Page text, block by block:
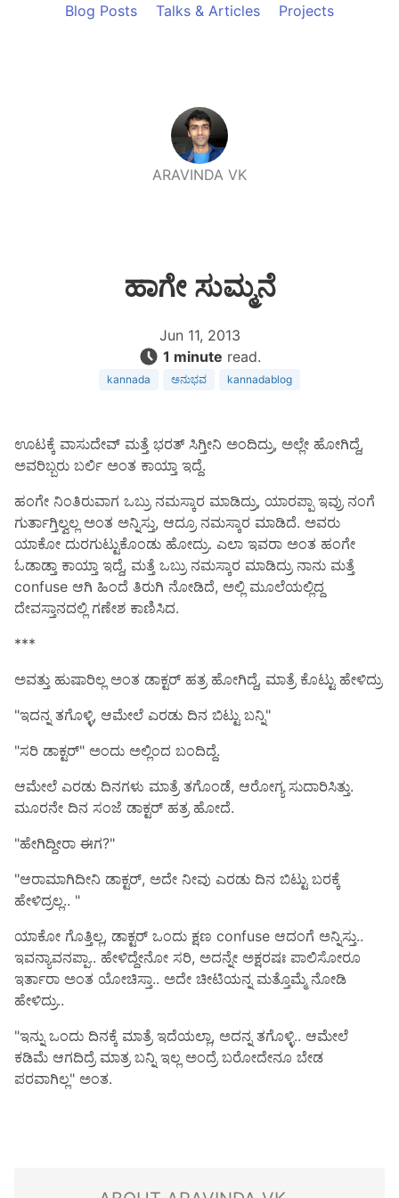
Blog Posts Talks & Articles Projects
ARAVINDA VK
ಹಾಗೇ ಸುಮ್ಮನೆ
Jun 11, 2013
1 minute read.
kannada ಅನುಭವ kannadablog
ಊಟಕ್ಕೆ ವಾಸುದೇವ್ ಮತ್ತೆ ಭರತ್ ಸಿಗ್ತೀನಿ ಅಂದಿದ್ರು, ಅಲ್ಲೇ ಹೋಗಿದ್ದೆ,
ಅವರಿಬ್ಬರು ಬರ್ಲಿ ಅಂತ ಕಾಯ್ತಾ ಇದ್ದೆ.
ಹಂಗೇ ನಿಂತಿರುವಾಗ ಒಬ್ರು ನಮಸ್ಕಾರ ಮಾಡಿದ್ರು, ಯಾರಪ್ಪಾ ಇವ್ರು ನಂಗೆ
ಗುರ್ತಾಗ್ತಿಲ್ವಲ್ಲ ಅಂತ ಅನ್ನಿಸ್ತು, ಆದ್ರೂ ನಮಸ್ಕಾರ ಮಾಡಿದೆ. ಅವರು
ಯಾಕೋ ದುರಗುಟ್ಟುಕೊಂಡು ಹೋದ್ರು. ಎಲಾ ಇವರಾ ಅಂತ ಹಂಗೇ
ಓಡಾಡ್ತಾ ಕಾಯ್ತಾ ಇದ್ದೆ, ಮತ್ತೆ ಒಬ್ರು ನಮಸ್ಕಾರ ಮಾಡಿದ್ರು ನಾನು ಮತ್ತೆ
confuse ಆಗಿ ಹಿಂದೆ ತಿರುಗಿ ನೋಡಿದೆ, ಅಲ್ಲಿ ಮೂಲೆಯಲ್ಲಿದ್ದ
ದೇವಸ್ತಾನದಲ್ಲಿ ಗಣೇಶ ಕಾಣಿಸಿದ.
***
ಅವತ್ತು ಹುಷಾರಿಲ್ಲ ಅಂತ ಡಾಕ್ಟರ್ ಹತ್ರ ಹೋಗಿದ್ದೆ, ಮಾತ್ರೆ ಕೊಟ್ಟು ಹೇಳಿದ್ರು
"ಇದನ್ನ ತಗೊಳ್ಳಿ, ಆಮೇಲೆ ಎರಡು ದಿನ ಬಿಟ್ಟು ಬನ್ನಿ"
"ಸರಿ ಡಾಕ್ಟರ್" ಅಂದು ಅಲ್ಲಿಂದ ಬಂದಿದ್ದೆ.
ಆಮೇಲೆ ಎರಡು ದಿನಗಳು ಮಾತ್ರೆ ತಗೊಂಡೆ, ಆರೋಗ್ಯ ಸುದಾರಿಸಿತ್ತು.
ಮೂರನೇ ದಿನ ಸಂಜೆ ಡಾಕ್ಟರ್ ಹತ್ರ ಹೋದೆ.
"ಹೇಗಿದ್ದೀರಾ ಈಗ?"
"ಆರಾಮಾಗಿದೀನಿ ಡಾಕ್ಟರ್, ಅದೇ ನೀವು ಎರಡು ದಿನ ಬಿಟ್ಟು ಬರಕ್ಕೆ
ಹೇಳಿದ್ರಲ್ಲ.. "
ಯಾಕೋ ಗೊತ್ತಿಲ್ಲ, ಡಾಕ್ಟರ್ ಒಂದು ಕ್ಷಣ confuse ಆದಂಗೆ ಅನ್ನಿಸ್ತು..
ಇವನ್ಯಾವನಪ್ಪಾ.. ಹೇಳಿದ್ದೇನೋ ಸರಿ, ಅದನ್ನೇ ಅಕ್ಷರಷಃ ಪಾಲಿಸೋರೂ
ಇರ್ತಾರಾ ಅಂತ ಯೋಚಿಸ್ತಾ.. ಅದೇ ಚೀಟಿಯನ್ನ ಮತ್ತೊಮ್ಮೆ ನೋಡಿ
ಹೇಳಿದ್ರು..
"ಇನ್ನು ಒಂದು ದಿನಕ್ಕೆ ಮಾತ್ರೆ ಇದೆಯಲ್ಲಾ, ಅದನ್ನ ತಗೊಳ್ಳಿ.. ಆಮೇಲೆ
ಕಡಿಮೆ ಆಗದಿದ್ರೆ ಮಾತ್ರ ಬನ್ನಿ ಇಲ್ಲ ಅಂದ್ರೆ ಬರೋದೇನೂ ಬೇಡ
ಪರವಾಗಿಲ್ಲ" ಅಂತ.